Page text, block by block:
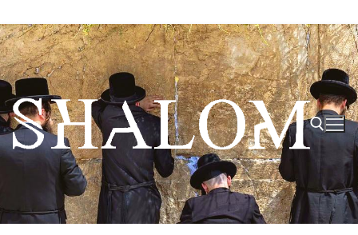
Hyppää
sisältöön
Hae: